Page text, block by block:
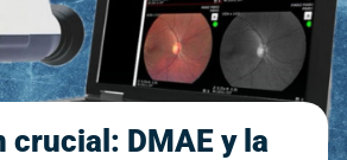
crucial: DMAE y la